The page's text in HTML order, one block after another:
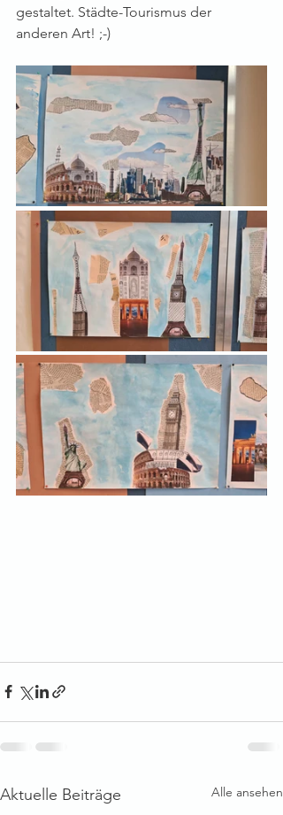
gestaltet. Städte-Tourismus der
anderen Art! ;-)
Aktuelle Beiträge Alle ansehen